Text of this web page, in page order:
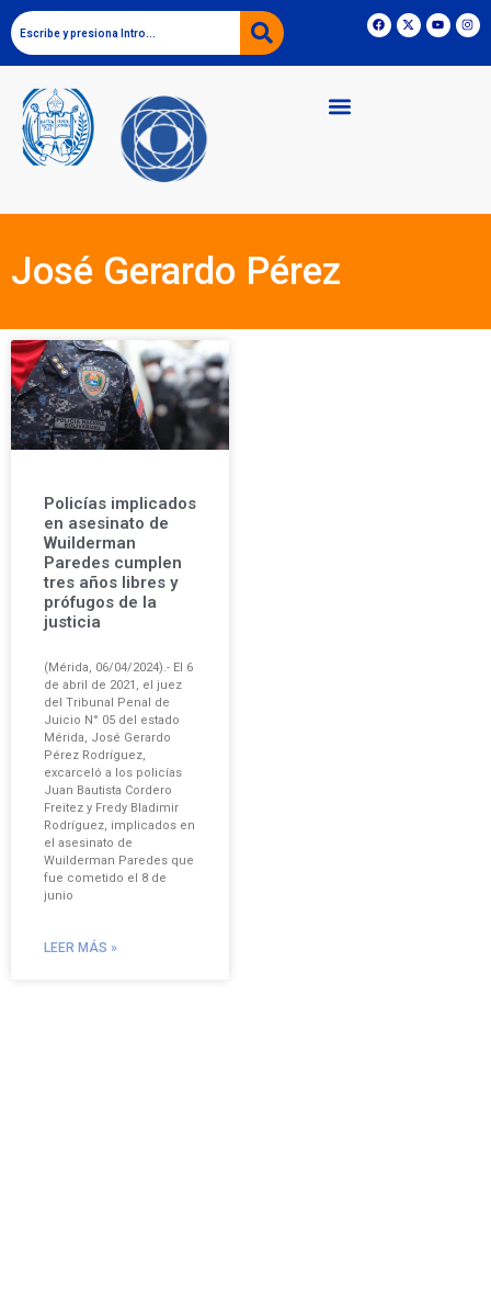
José Gerardo Pérez
Policías implicados
en asesinato de
Wuilderman
Paredes cumplen
tres años libres y
prófugos de la
justicia
(Mérida, 06/04/2024).- El 6
de abril de 2021, el juez
del Tribunal Penal de
Juicio N° 05 del estado
Mérida, José Gerardo
Pérez Rodríguez,
excarceló a los policías
Juan Bautista Cordero
Freitez y Fredy Bladimir
Rodríguez, implicados en
el asesinato de
Wuilderman Paredes que
fue cometido el 8 de
junio
LEER MÁS »